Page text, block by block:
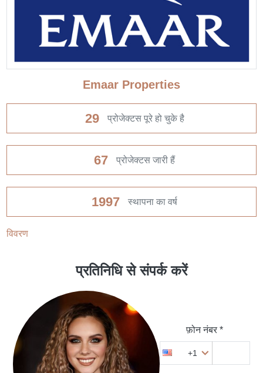
Emaar Properties
29 प्रोजेक्टस पूरे हो चुके है
67 प्रोजेक्टस जारी हैं
1997 स्थापना का वर्ष
विवरण
प्रतिनिधि से संपर्क करें
फ़ोन नंबर *
+1